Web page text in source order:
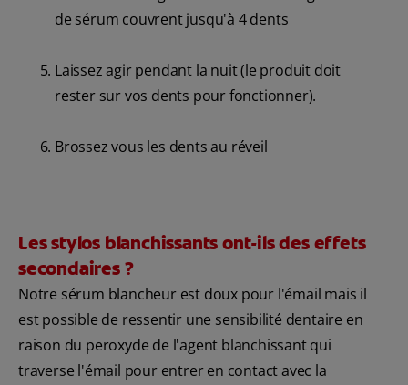
de sérum couvrent jusqu'à 4 dents
Laissez agir pendant la nuit (le produit doit
rester sur vos dents pour fonctionner).
Brossez vous les dents au réveil
Les stylos blanchissants ont-ils des effets
secondaires ?
Notre sérum blancheur est doux pour l'émail mais il
est possible de ressentir une sensibilité dentaire en
raison du peroxyde de l'agent blanchissant qui
traverse l'émail pour entrer en contact avec la